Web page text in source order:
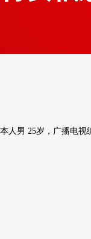
本人男 25岁，广播电视